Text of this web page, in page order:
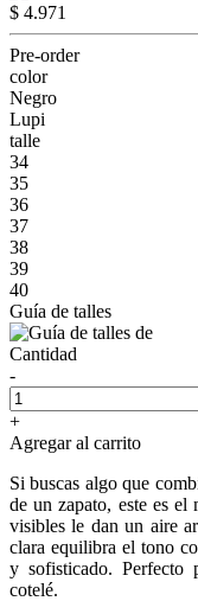
$ 4.971
Pre-order
color
Negro
Lupi
talle
34
35
36
37
38
39
40
Guía de talles
Cantidad
-
+
Agregar al carrito
Si buscas algo que
de un zapato, este es
visibles le dan un aire
clara equilibra el tono
y sofisticado. Perfecto
cotelé.